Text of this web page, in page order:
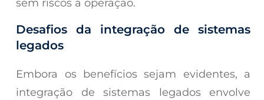
sem riscos à operação.
Desafios da integração de sistemas
legados
Embora os benefícios sejam evidentes, a
integração de sistemas legados envolve